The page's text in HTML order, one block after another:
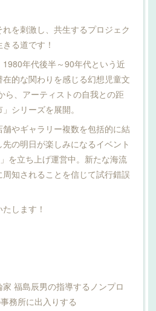
れを刺激し、共生するプロジェク
る道です！
年代後半～90年代という近
的な関わりを感じる幻想児童文
ら、アーティストの自我との距
シリーズを展開。
やギャラリー複数を包括的に結
の明日が楽しみになるイベント
を立ち上げ運営中。新たな海流
知されることを信じて試行錯誤
します！
福島辰男の指導するノンプロ
務所に出入りする